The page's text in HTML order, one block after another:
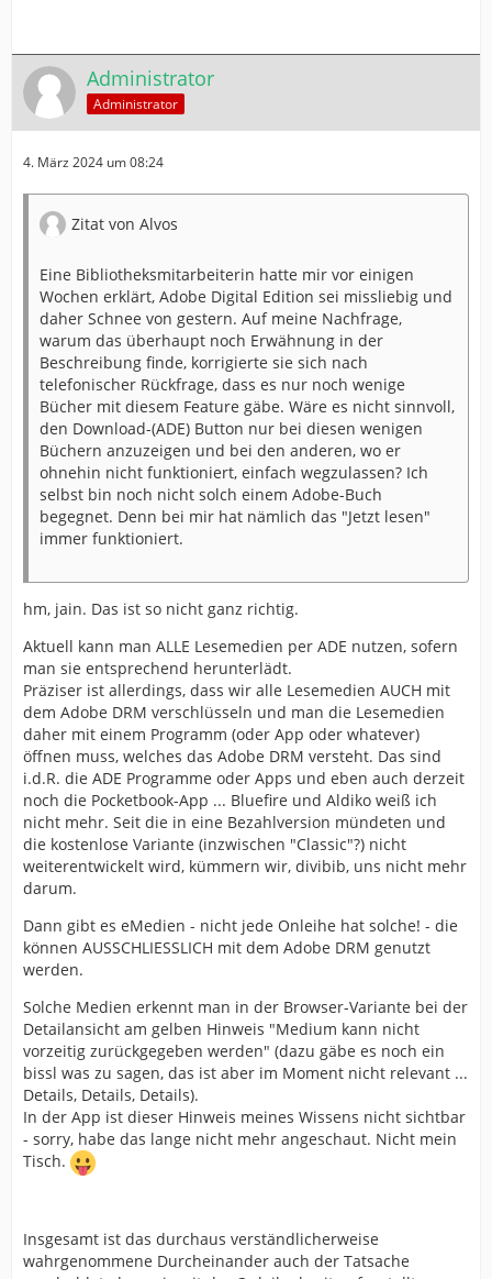
Administrator
Administrator
4. März 2024 um 08:24
Zitat von Alvos
Eine Bibliotheksmitarbeiterin hatte mir vor einigen
Wochen erklärt, Adobe Digital Edition sei missliebig und
daher Schnee von gestern. Auf meine Nachfrage,
warum das überhaupt noch Erwähnung in der
Beschreibung finde, korrigierte sie sich nach
telefonischer Rückfrage, dass es nur noch wenige
Bücher mit diesem Feature gäbe. Wäre es nicht sinnvoll,
den Download-(ADE) Button nur bei diesen wenigen
Büchern anzuzeigen und bei den anderen, wo er
ohnehin nicht funktioniert, einfach wegzulassen? Ich
selbst bin noch nicht solch einem Adobe-Buch
begegnet. Denn bei mir hat nämlich das "Jetzt lesen"
immer funktioniert.
hm, jain. Das ist so nicht ganz richtig.
Aktuell kann man ALLE Lesemedien per ADE nutzen, sofern
man sie entsprechend herunterlädt.
Präziser ist allerdings, dass wir alle Lesemedien AUCH mit
dem Adobe DRM verschlüsseln und man die Lesemedien
daher mit einem Programm (oder App oder whatever)
öffnen muss, welches das Adobe DRM versteht. Das sind
i.d.R. die ADE Programme oder Apps und eben auch derzeit
noch die Pocketbook-App ... Bluefire und Aldiko weiß ich
nicht mehr. Seit die in eine Bezahlversion mündeten und
die kostenlose Variante (inzwischen "Classic"?) nicht
weiterentwickelt wird, kümmern wir, divibib, uns nicht mehr
darum.
Dann gibt es eMedien - nicht jede Onleihe hat solche! - die
können AUSSCHLIESSLICH mit dem Adobe DRM genutzt
werden.
Solche Medien erkennt man in der Browser-Variante bei der
Detailansicht am gelben Hinweis "Medium kann nicht
vorzeitig zurückgegeben werden" (dazu gäbe es noch ein
bissl was zu sagen, das ist aber im Moment nicht relevant ...
Details, Details, Details).
In der App ist dieser Hinweis meines Wissens nicht sichtbar
- sorry, habe das lange nicht mehr angeschaut. Nicht mein
Tisch.
Insgesamt ist das durchaus verständlicherweise
wahrgenommene Durcheinander auch der Tatsache